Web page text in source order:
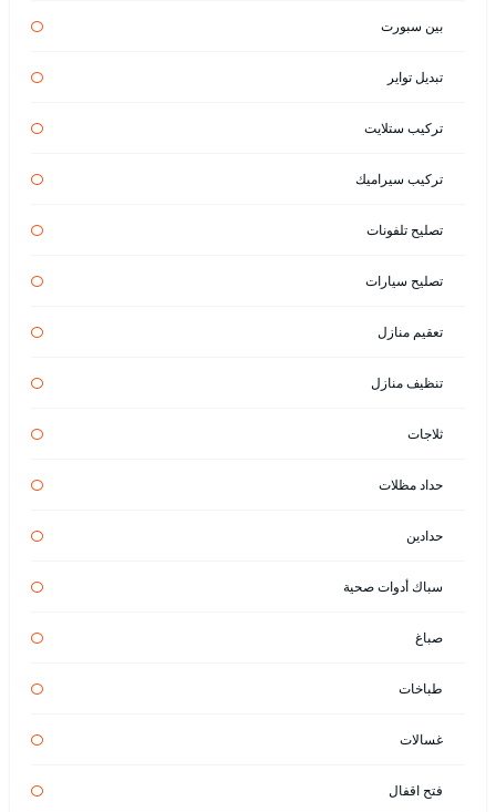
بين سبورت
تبديل تواير
تركيب ستلايت
تركيب سيراميك
تصليح تلفونات
تصليح سيارات
تعقيم منازل
تنظيف منازل
ثلاجات
حداد مظلات
حدادين
سباك أدوات صحية
صباغ
طباخات
غسالات
فتح اقفال